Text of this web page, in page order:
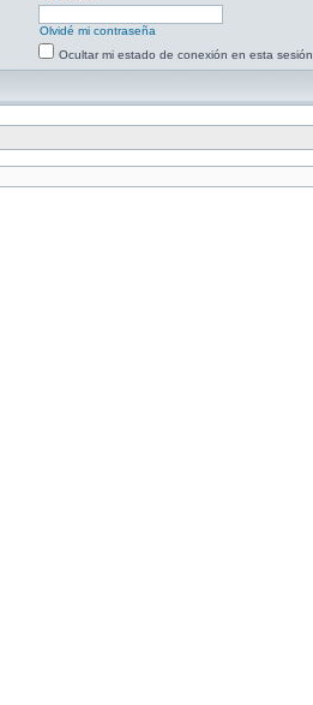
Olvidé mi contraseña
Ocultar mi estado de conexión en esta sesión